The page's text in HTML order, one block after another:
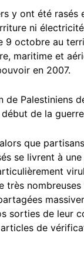
y ont été rasés
ni
9 octobre au
maritime et
en 2007.
de Palestiniens
de la
que
se livrent à
très nombreuses
sorties de leur
de